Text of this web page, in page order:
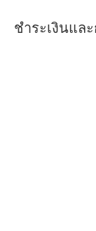
ชำระเงินแล